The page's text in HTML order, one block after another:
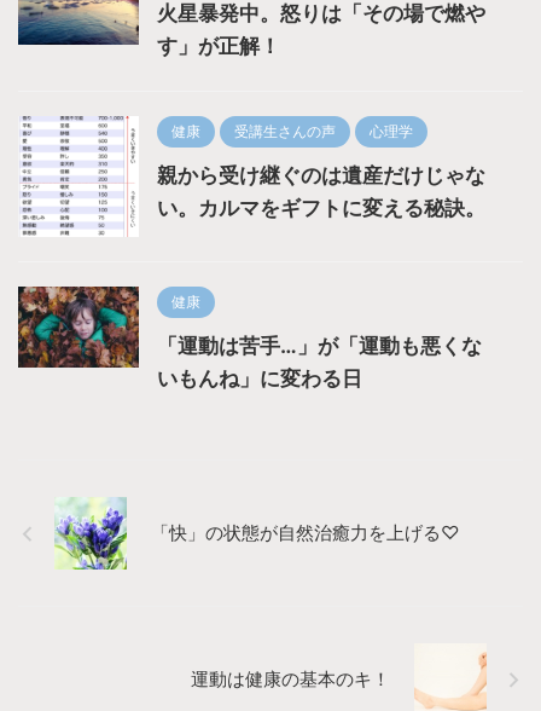
火星暴発中。怒りは「その場で燃や
す」が正解！
健康 受講生さんの声 心理学
親から受け継ぐのは遺産だけじゃな
い。カルマをギフトに変える秘訣。
健康
「運動は苦手…」が「運動も悪くな
いもんね」に変わる日
「快」の状態が自然治癒力を上げる♡
運動は健康の基本のキ！